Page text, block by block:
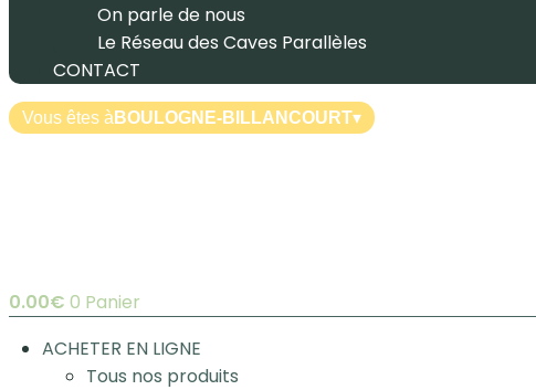
On parle de nous
Le Réseau des Caves Parallèles
CONTACT
Vous êtes à BOULOGNE-BILLANCOURT▾
0.00€ 0 Panier
ACHETER EN LIGNE
Tous nos produits